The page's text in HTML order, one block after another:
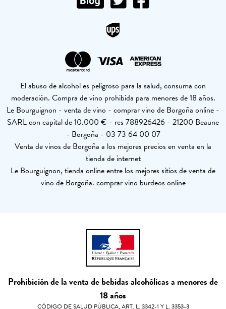
El abuso de alcohol es peligroso para la salud, consuma con
moderación. Compra de vino prohibida para menores de 18 años.
Le Bourguignon - venta de vino - comprar vino de Borgoña online -
SARL con capital de 10.000 € - rcs 788926426 - 21200 Beaune
- Borgoña - 03 73 64 00 07
Venta de vinos de Borgoña a los mejores precios en venta en la
tienda de internet
Le Bourguignon, tienda online entre los mejores sitios de venta de
vino de Borgoña. comprar vino burdeos online
Prohibición de la venta de bebidas alcohólicas a menores de
18 años
CÓDIGO DE SALUD PÚBLICA, ART. L. 3342-1 Y L. 3353-3